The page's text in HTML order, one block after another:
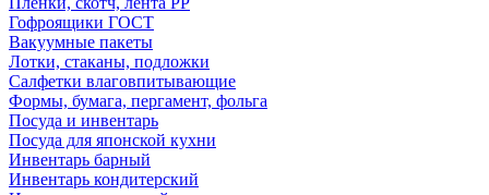
Гофроящики ГОСТ
Вакуумные пакеты
Лотки, стаканы, подложки
Салфетки влаговпитывающие
Формы, бумага, пергамент, фольга
Посуда и инвентарь
Посуда для японской кухни
Инвентарь барный
Инвентарь кондитерский